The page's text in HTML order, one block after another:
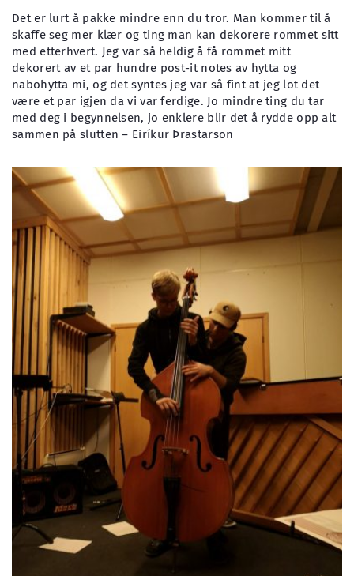
Det er lurt å pakke mindre enn du tror. Man kommer til å
skaffe seg mer klær og ting man kan dekorere rommet sitt
med etterhvert. Jeg var så heldig å få rommet mitt
dekorert av et par hundre post-it notes av hytta og
nabohytta mi, og det syntes jeg var så fint at jeg lot det
være et par igjen da vi var ferdige. Jo mindre ting du tar
med deg i begynnelsen, jo enklere blir det å rydde opp alt
sammen på slutten – Eiríkur Þrastarson